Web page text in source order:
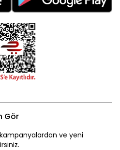
Gör
ve yeni